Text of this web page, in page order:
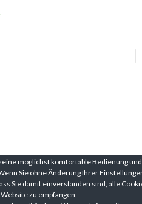
möglichst komfortable Bedienung und
Sie ohne Änderung Ihrer
Sie damit einverstanden sind, alle
zu empfangen.